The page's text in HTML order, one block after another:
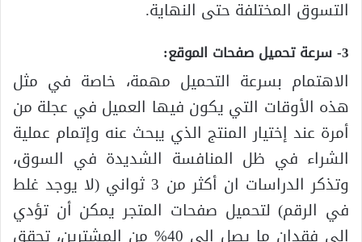
التسوق المختلفة حتى النهاية.
3- سرعة تحميل صفحات الموقع:
الاهتمام بسرعة التحميل مهمة، خاصة في مثل
هذه الأوقات التي يكون فيها العميل في عجلة من
أمرة عند إختيار المنتج الذي يبحث عنه وإتمام عملية
الشراء في ظل المنافسة الشديدة في السوق،
وتذكر الدراسات ان أكثر من 3 ثواني (لا يوجد غلط
في الرقم) لتحميل صفحات المتجر يمكن أن تؤدي